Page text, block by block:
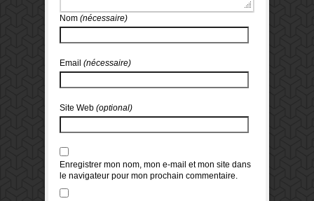
Nom (nécessaire)
Email (nécessaire)
Site Web (optional)
Enregistrer mon nom, mon e-mail et mon site dans
le navigateur pour mon prochain commentaire.